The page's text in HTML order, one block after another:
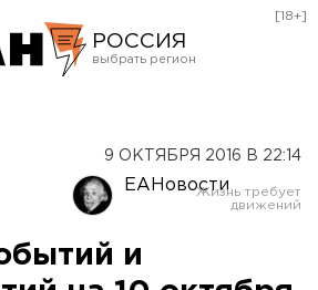
РОССИЯ
Оренбург
[18+]
9 ОКТЯБРЯ 2016 В 22:14
ЕАНовости
и